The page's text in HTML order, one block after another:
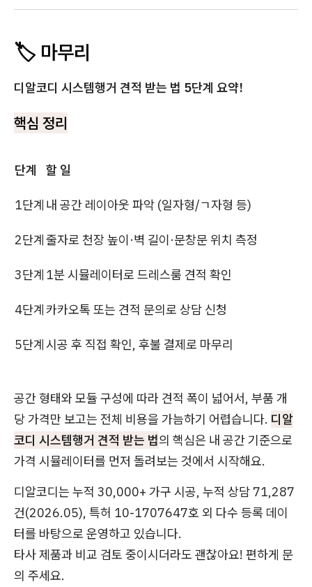
🏷️ 마무리
디알코디 시스템행거 견적 받는 법 5단계 요약!
핵심 정리
단계 할 일
1단계 내 공간 레이아웃 파악 (일자형/ㄱ자형 등)
2단계줄자로 천장 높이·벽 길이·문창문 위치 측정
3단계 1분 시뮬레이터로 드레스룸 견적 확인
4단계카카오톡 또는 견적 문의로 상담 신청
5단계시공 후 직접 확인, 후불 결제로 마무리
공간 형태와 모듈 구성에 따라 견적 폭이 넓어서, 부품 개
당 가격만 보고는 전체 비용을 가늠하기 어렵습니다. 디알
코디 시스템행거 견적 받는 법의 핵심은 내 공간 기준으로
가격 시뮬레이터를 먼저 돌려보는 것에서 시작해요.
디알코디는 누적 30,000+ 가구 시공, 누적 상담 71,287
건(2026.05), 특허 10-1707647호 외 다수 등록 데이
터를 바탕으로 운영하고 있습니다.
타사 제품과 비교 검토 중이시더라도 괜찮아요! 편하게 문
의 주세요.